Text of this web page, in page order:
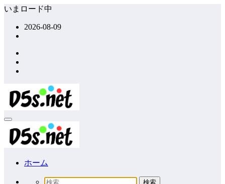
コ
ッ
プ
いまロード中
2026-08-09
ホーム